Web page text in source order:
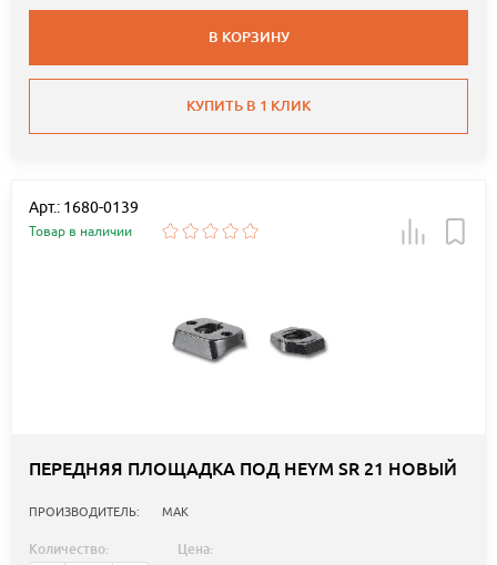
В КОРЗИНУ
КУПИТЬ В 1 КЛИК
Арт.: 1680-0139
Товар в наличии
ПЕРЕДНЯЯ ПЛОЩАДКА ПОД HEYM SR 21 НОВЫЙ
ПРОИЗВОДИТЕЛЬ: MAK
Количество: Цена: